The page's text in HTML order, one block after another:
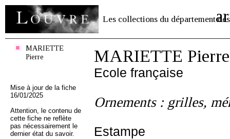
Les collections du département des
MARIETTE
Pierre
Mise à jour de la fiche
16/01/2025
Attention, le contenu de
cette fiche ne reflète
pas nécessairement le
dernier état du savoir.
MARIETTE Pierre
Ecole française
Ornements : grilles,
Estampe